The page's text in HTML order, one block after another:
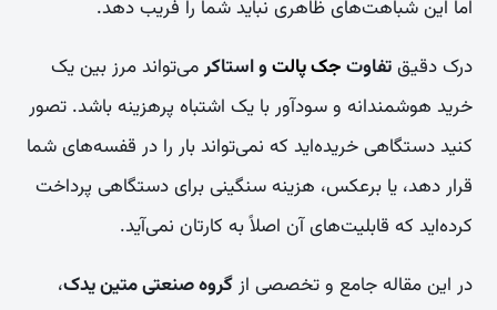
اما این شباهت‌های ظاهری نباید شما را فریب دهد.
درک دقیقتفاوتجک پالتو استاکرمی‌تواند مرز بین یک
خرید هوشمندانه و سودآور با یک اشتباه پرهزینه باشد. تصور
کنید دستگاهی خریده‌اید که نمی‌تواند بار را در قفسه‌های شما
قرار دهد، یا برعکس، هزینه سنگینی برای دستگاهی پرداخت
کرده‌اید که قابلیت‌های آن اصلاً به کارتان نمی‌آید.
در این مقاله جامع و تخصصی ازگروه صنعتی متین یدک،